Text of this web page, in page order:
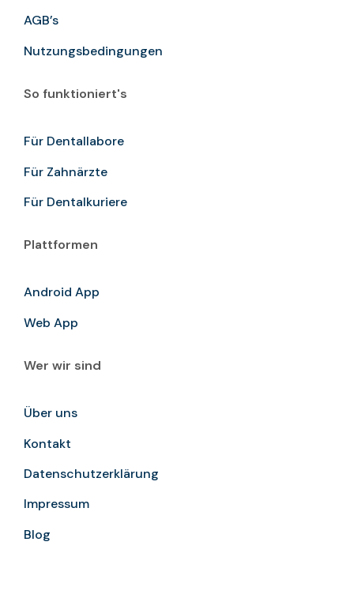
AGB’s
Nutzungsbedingungen
So funktioniert's
Für Dentallabore
Für Zahnärzte
Für Dentalkuriere
Plattformen
Android App
Web App
Wer wir sind
Über uns
Kontakt
Datenschutzerklärung
Impressum
Blog